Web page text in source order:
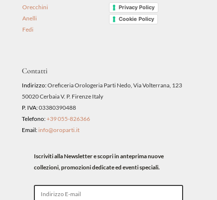
Orecchini
Anelli
Fedi
Privacy Policy
Cookie Policy
Contatti
Indirizzo:Oreficeria Orologeria Parti Nedo, Via Volterrana, 123
50020 Cerbaia V. P. Firenze Italy
P. IVA:03380390488
Telefono:+39 055-826366
Email: info@oroparti.it
Iscriviti alla Newsletter e scopri in anteprima nuove
collezioni, promozioni dedicate ed eventi speciali.